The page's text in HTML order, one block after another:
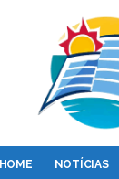
HOME NOTÍCIAS